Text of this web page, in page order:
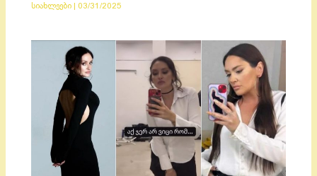
სიახლეები 03/31/2025